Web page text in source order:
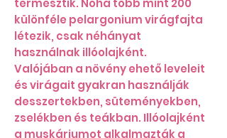
termesztik. Noha több mint 200
különféle pelargonium virágfajta
létezik, csak néhányat
használnak illóolajként.
Valójában a növény ehető leveleit
és virágait gyakran használják
desszertekben, süteményekben,
zselékben és teákban. Illóolajként
a muskáriumot alkalmazták a